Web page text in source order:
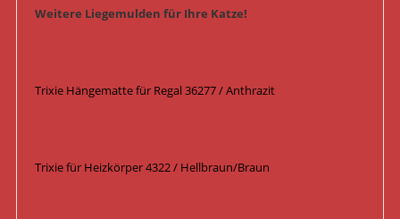
Weitere Liegemulden für Ihre Katze!
Trixie Hängematte für Regal 36277 / Anthrazit
Trixie für Heizkörper 4322 / Hellbraun/Braun